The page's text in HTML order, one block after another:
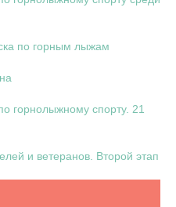
по горным лыжам
горнолыжному спорту. 21
и ветеранов. Второй этап